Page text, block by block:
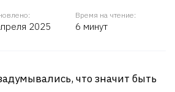
2025
Время на чтение:
6 минут
что значит быть